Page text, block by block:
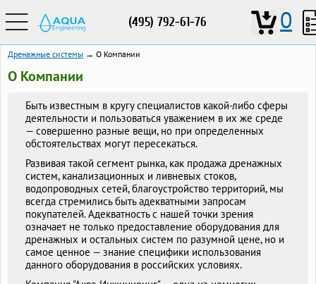
(495) 792-61-76 0
Дренажные системы → О Компании
О Компании
Быть известным в кругу специалистов какой-либо сферы
деятельности и пользоваться уважением в их же среде
— совершенно разные вещи, но при определенных
обстоятельствах могут пересекаться.
Развивая такой сегмент рынка, как продажа дренажных
систем, канализационных и ливневых стоков,
водопроводных сетей, благоустройство территорий, мы
всегда стремились быть адекватными запросам
покупателей. Адекватность с нашей точки зрения
означает не только предоставление оборудования для
дренажных и остальных систем по разумной цене, но и
самое ценное — знание специфики использования
данного оборудования в российских условиях.